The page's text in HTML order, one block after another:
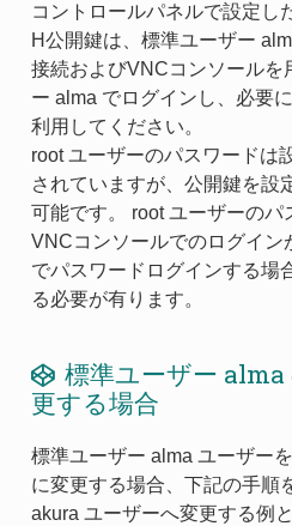
コントロールパネルで設定し
H公開鍵は、標準ユーザー
接続およびVNCコンソールを
ー alma でログインし、必要
利用してください。
root ユーザーのパスワードは
されていますが、公開鍵を設
可能です。 root ユーザーのパ
VNCコンソールでのログイン
でパスワードログインする場
る必要が有ります。
標準ユーザー
更する場合
標準ユーザー alma ユーザー
に変更する場合、下記の手順
akura ユーザーへ変更する例